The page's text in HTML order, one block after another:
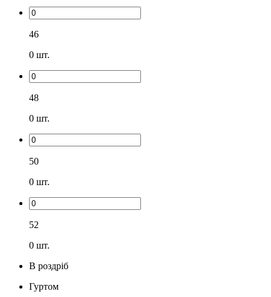
46
0 шт.
48
0 шт.
50
0 шт.
52
0 шт.
В роздріб
Гуртом